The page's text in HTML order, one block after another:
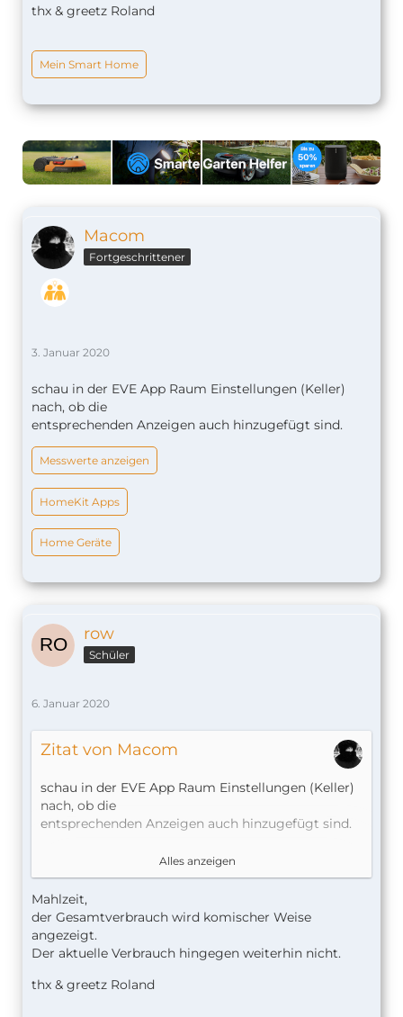
thx & greetz Roland
Mein Smart Home
Macom
Fortgeschrittener
3. Januar 2020
schau in der EVE App Raum Einstellungen (Keller)
nach, ob die
entsprechenden Anzeigen auch hinzugefügt sind.
Messwerte anzeigen
HomeKit Apps
Home Geräte
row
Schüler
6. Januar 2020
Zitat von Macom
schau in der EVE App Raum Einstellungen (Keller)
nach, ob die
entsprechenden Anzeigen auch hinzugefügt sind.
Alles anzeigen
Mahlzeit,
der Gesamtverbrauch wird komischer Weise
angezeigt.
Der aktuelle Verbrauch hingegen weiterhin nicht.
thx & greetz Roland